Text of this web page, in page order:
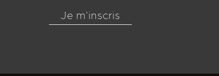
Je m'inscris